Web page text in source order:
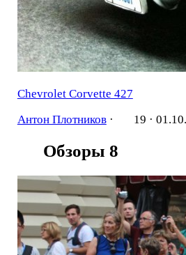
Chevrolet Corvette 427
Антон Плотников· 19 ·
Обзоры8